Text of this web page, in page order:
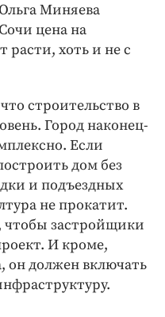
Миняева
цена на
хоть и не с
строительство в
Город наконец-
Если
дом без
и подъездных
не прокатит.
чтобы застройщики
И кроме,
он должен включать